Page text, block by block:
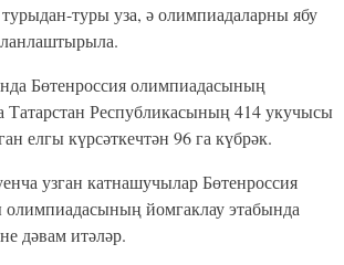
туры уза, ә олимпиадаларны ябу
Бөтенроссия олимпиадасының
Татарстан Республикасының 414 укучысы
елгы күрсәткечтән 96 га күбрәк.
узган катнашучылар Бөтенроссия
йомгаклау этабында
дәвам итәләр.